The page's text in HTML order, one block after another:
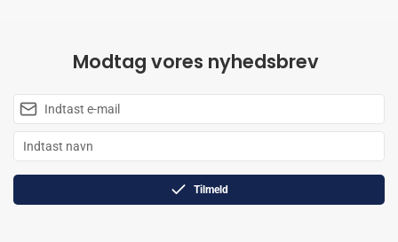
Modtag vores nyhedsbrev
Tilmeld